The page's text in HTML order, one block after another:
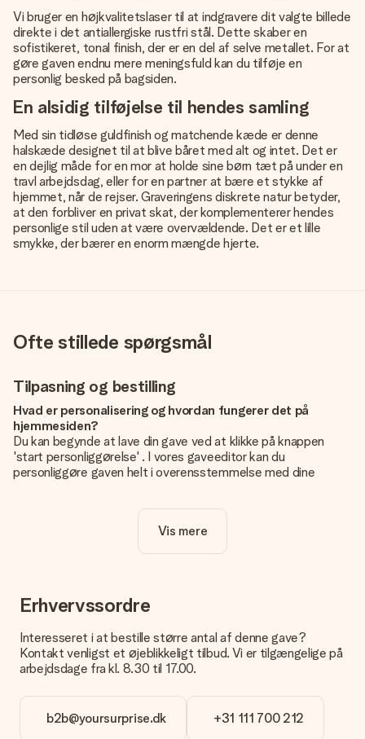
Vi bruger en højkvalitetslaser til at indgravere dit valgte billede
direkte i det antiallergiske rustfri stål. Dette skaber en
sofistikeret, tonal finish, der er en del af selve metallet. For at
gøre gaven endnu mere meningsfuld kan du tilføje en
personlig besked på bagsiden.
En alsidig tilføjelse til hendes samling
Med sin tidløse guldfinish og matchende kæde er denne
halskæde designet til at blive båret med alt og intet. Det er
en dejlig måde for en mor at holde sine børn tæt på under en
travl arbejdsdag, eller for en partner at bære et stykke af
hjemmet, når de rejser. Graveringens diskrete natur betyder,
at den forbliver en privat skat, der komplementerer hendes
personlige stil uden at være overvældende. Det er et lille
smykke, der bærer en enorm mængde hjerte.
Ofte stillede spørgsmål
Tilpasning og bestilling
Hvad er personalisering og hvordan fungerer det på
hjemmesiden?
Du kan begynde at lave din gave ved at klikke på knappen
'start personliggørelse' . I vores gaveeditor kan du
personliggøre gaven helt i overensstemmelse med dine
Er personalisering inkluderet i prisen?
Prisen der vises på hjemmesiden omfatter personliggørelse
Hvordan ved jeg, om mit billede har den rigtige kvalitet?
Vi vil være sikre på, at du er helt tilfreds med din gave. Derfor
om kvaliteten af dit billede, kan du kontakte vores
kundeservice og vedlægge dit foto sammen med den gave,
du er interesseret i at bestille. Så kan de tjekke kvaliteten for
Hvilke formater kan jeg uploade?
Du kan bruge JPG- og PNG-filer til vores editor. Er dette for
Vis mere
Erhvervssordre
Interesseret i at bestille større antal af denne gave?
Kontakt venligst et øjeblikkeligt tilbud. Vi er tilgængelige på
arbejdsdage fra kl. 8.30 til 17.00.
b2b@yoursurprise.dk +31 111 700 212